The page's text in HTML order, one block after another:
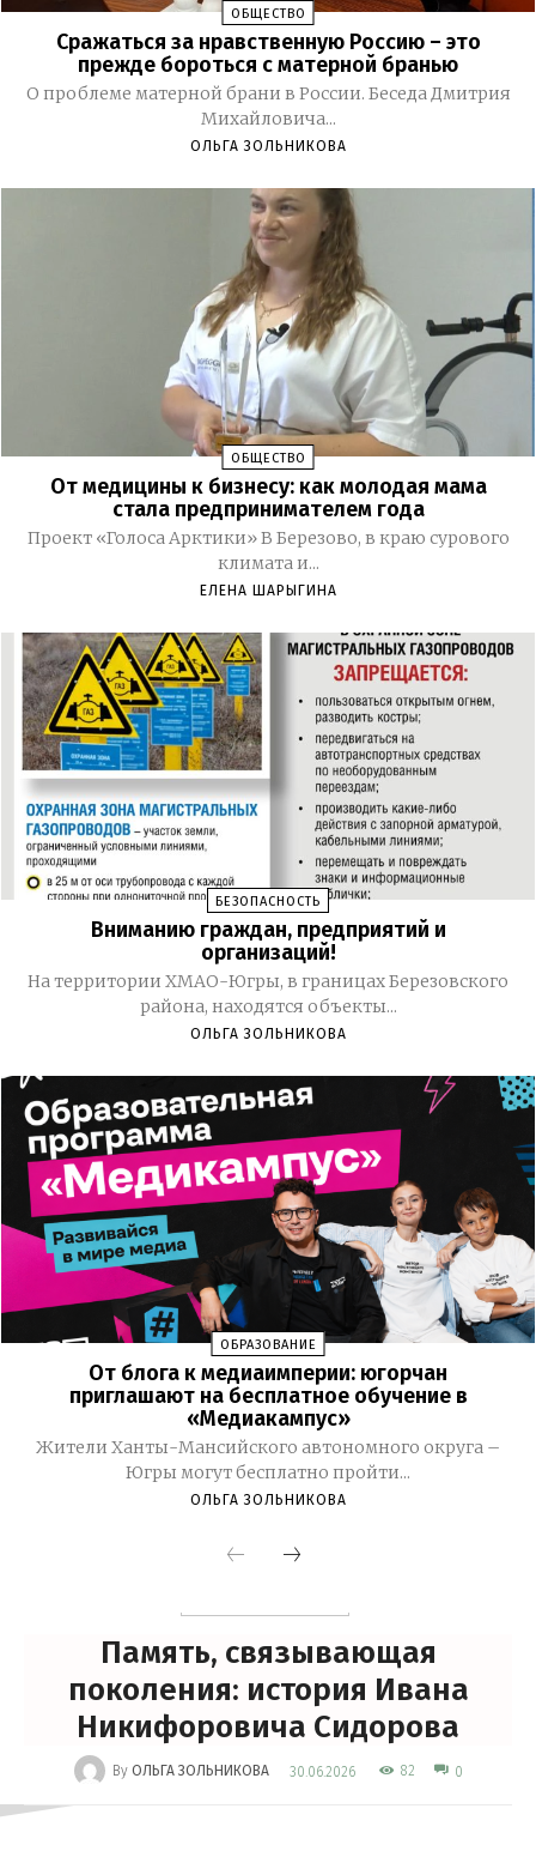
ОБЩЕСТВО
Сражаться за нравственную Россию – это
прежде бороться с матерной бранью
О проблеме матерной брани в России. Беседа Дмитрия
Михайловича...
ОЛЬГА ЗОЛЬНИКОВА
ОБЩЕСТВО
От медицины к бизнесу: как молодая мама
стала предпринимателем года
Проект «Голоса Арктики» В Березово, в краю сурового
климата и...
ЕЛЕНА ШАРЫГИНА
БЕЗОПАСНОСТЬ
Вниманию граждан, предприятий и
организаций!
На территории ХМАО-Югры, в границах Березовского
района, находятся объекты...
ОЛЬГА ЗОЛЬНИКОВА
ОБРАЗОВАНИЕ
От блога к медиаимперии: югорчан
приглашают на бесплатное обучение в
«Медиакампус»
Жители Ханты-Мансийского автономного округа –
Югры могут бесплатно пройти...
ОЛЬГА ЗОЛЬНИКОВА